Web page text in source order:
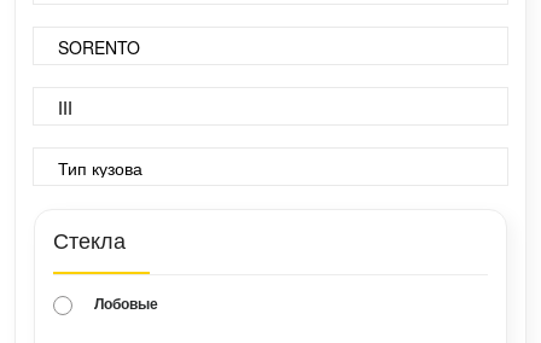
Стекла
Лобовые